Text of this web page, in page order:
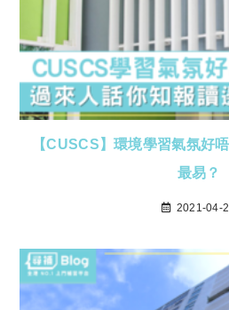
【CUSCS】環境學習氣氛好
最易？
2021-04-